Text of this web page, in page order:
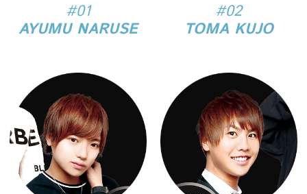
#01
AYUMU NARUSE
#02
TOMA KUJO